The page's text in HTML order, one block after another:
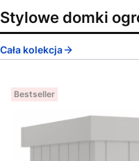
Stylowe domki
Cała kolekcja
Bestseller